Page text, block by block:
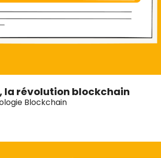
la révolution blockchain